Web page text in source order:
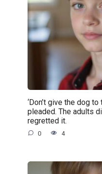
‘Don’t give the dog
pleaded. The adults
regretted it.
0 4